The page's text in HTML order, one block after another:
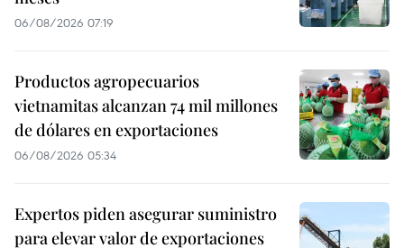
06/08/2026 07:19
Productos agropecuarios
vietnamitas alcanzan 74 mil millones
de dólares en exportaciones
06/08/2026 05:34
Expertos piden asegurar suministro
para elevar valor de exportaciones